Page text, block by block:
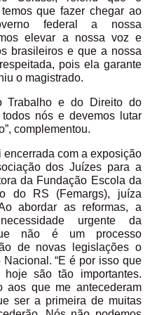
que fazer chegar ao
federal a nossa
elevar a nossa voz e
brasileiros e que a nossa
pois ela garante
o magistrado.
Trabalho e do Direito do
nós e devemos lutar
complementou.
com a exposição
dos Juízes para a
da Fundação Escola da
do RS (Femargs), juíza
abordar as reformas, a
urgente da
não é um processo
de novas legislações o
“E é por isso que
são tão importantes.
aos que me antecederam
ser a primeira de muitas